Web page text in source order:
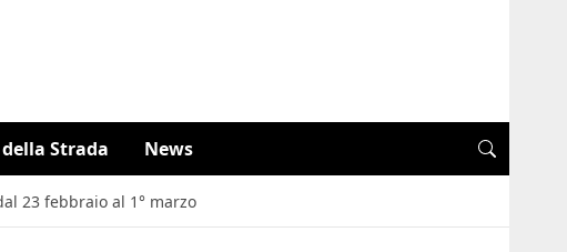
della Strada News
23 febbraio al 1° marzo